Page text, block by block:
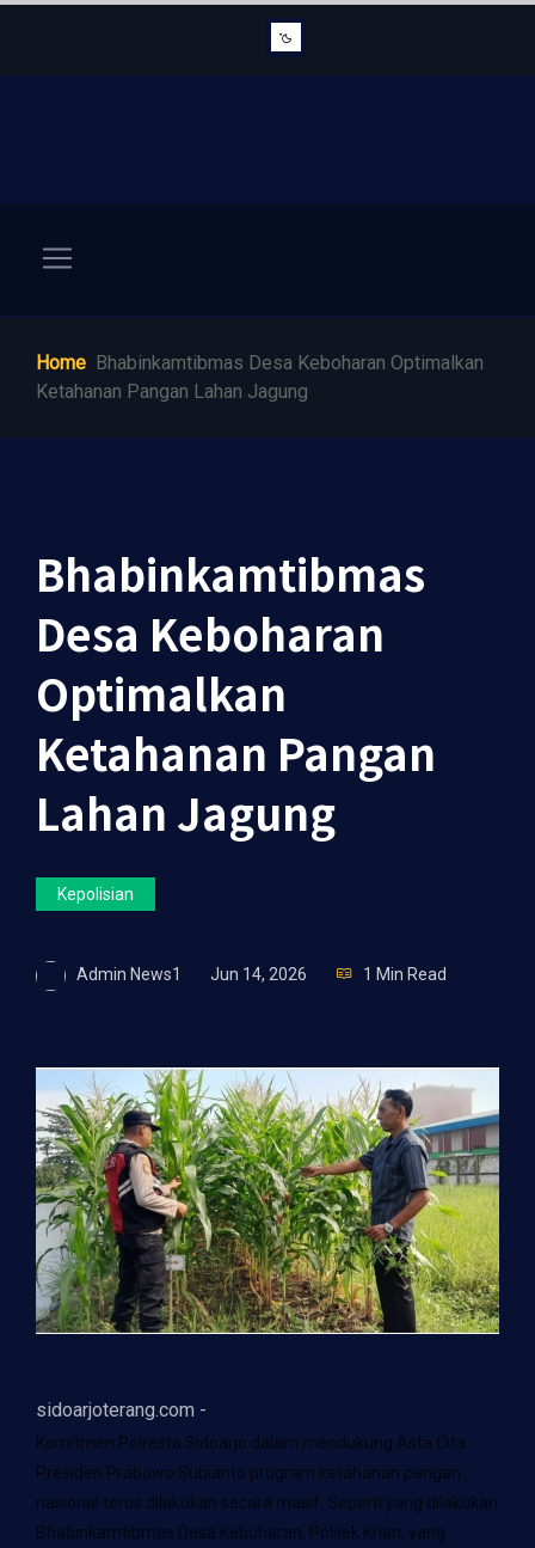
Home Bhabinkamtibmas Desa Keboharan Optimalkan
Ketahanan Pangan Lahan Jagung
Bhabinkamtibmas
Desa Keboharan
Optimalkan
Ketahanan Pangan
Lahan Jagung
Kepolisian
Admin News1 Jun 14, 2026 1 Min Read
sidoarjoterang.com -
Komitmen Polresta Sidoarjo dalam mendukung Asta Cita
Presiden Prabowo Subianto program ketahanan pangan
nasional terus dilakukan secara masif. Seperti yang dilakukan
Bhabinkamtibmas Desa Keboharan, Polsek Krian, yang